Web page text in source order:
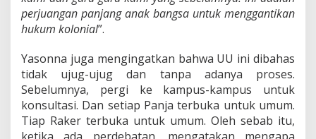
perjuangan panjang anak bangsa untuk menggantikan
hukum kolonial”.
Yasonna juga mengingatkan bahwa UU ini dibahas
tidak ujug-ujug dan tanpa adanya proses.
Sebelumnya, pergi ke kampus-kampus untuk
konsultasi. Dan setiap Panja terbuka untuk umum.
Tiap Raker terbuka untuk umum. Oleh sebab itu,